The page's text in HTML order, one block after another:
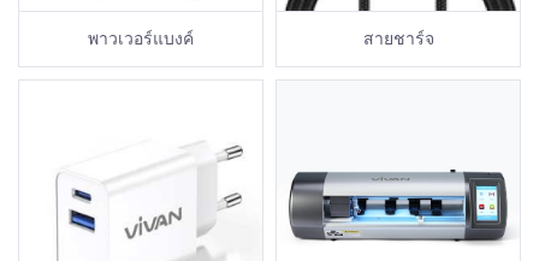
พาวเวอร์แบงค์ สายชาร์จ